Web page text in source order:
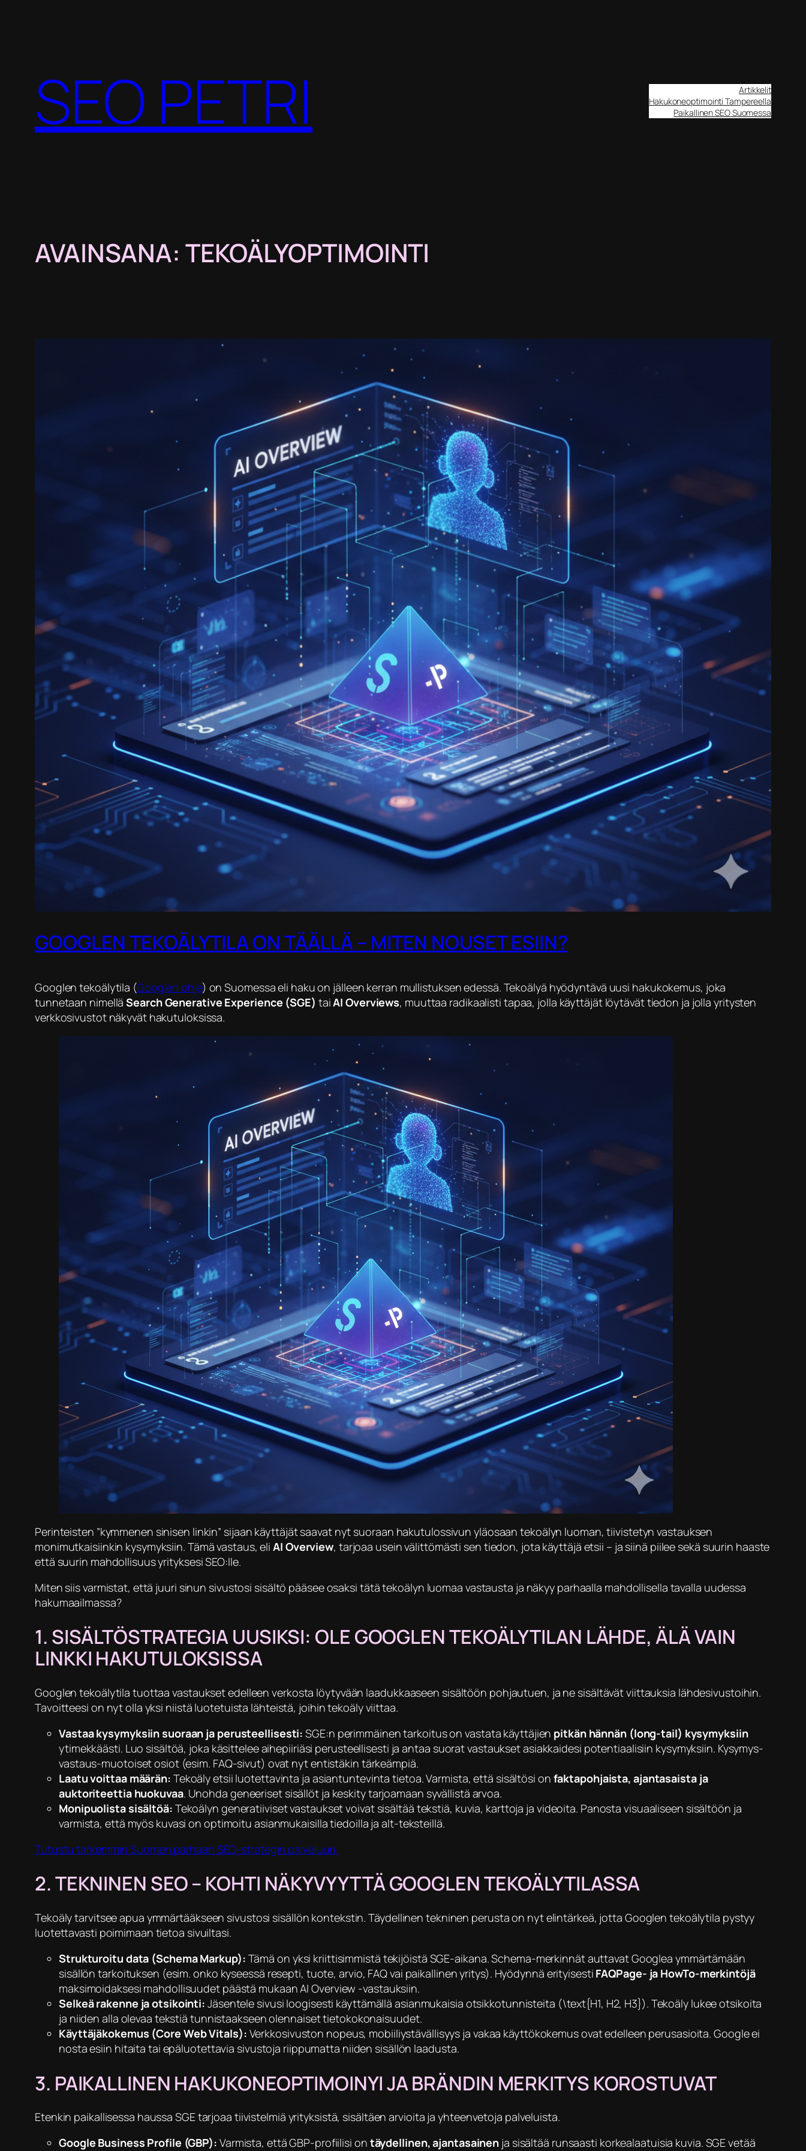
SEO PETRI
Artikkelit
Hakukoneoptimointi Tampereella
Paikallinen SEO Suomessa
AVAINSANA: TEKOÄLYOPTIMOINTI
GOOGLEN TEKOÄLYTILA ON TÄÄLLÄ – MITEN NOUSET ESIIN?
​Googlen tekoälytila (Googlen ohje) on Suomessa eli haku on jälleen kerran mullistuksen edessä. Tekoälyä hyödyntävä uusi hakukokemus, joka
tunnetaan nimelläSearch Generative Experience (SGE) taiAI Overviews, muuttaa radikaalisti tapaa, jolla käyttäjät löytävät tiedon ja jolla yritysten
verkkosivustot näkyvät hakutuloksissa.
​Perinteisten ”kymmenen sinisen linkin” sijaan käyttäjät saavat nyt suoraan hakutulossivun yläosaan tekoälyn luoman, tiivistetyn vastauksen
monimutkaisiinkin kysymyksiin. Tämä vastaus, eliAI Overview, tarjoaa usein välittömästi sen tiedon, jota käyttäjä etsii – ja siinä piilee sekä suurin haaste
että suurin mahdollisuus yrityksesi SEO:lle.
​Miten siis varmistat, että juuri sinun sivustosi sisältö pääsee osaksi tätä tekoälyn luomaa vastausta ja näkyy parhaalla mahdollisella tavalla uudessa
hakumaailmassa?
​1. SISÄLTÖSTRATEGIA UUSIKSI: OLE GOOGLEN TEKOÄLYTILAN LÄHDE, ÄLÄ VAIN
LINKKI HAKUTULOKSISSA
​Googlen tekoälytila tuottaa vastaukset edelleen verkosta löytyvään laadukkaaseen sisältöön pohjautuen, ja ne sisältävät viittauksia lähdesivustoihin.
Tavoitteesi on nyt olla yksi niistä luotetuista lähteistä, joihin tekoäly viittaa.
Vastaa kysymyksiin suoraan ja perusteellisesti: SGE:n perimmäinen tarkoitus on vastata käyttäjien pitkän hännän (long-tail) kysymyksiin
ytimekkäästi. Luo sisältöä, joka käsittelee aihepiiriäsi perusteellisesti ja antaa suorat vastaukset asiakkaidesi potentiaalisiin kysymyksiin. Kysymys-
vastaus-muotoiset osiot (esim. FAQ-sivut) ovat nyt entistäkin tärkeämpiä.
Laatu voittaa määrän: Tekoäly etsii luotettavinta ja asiantuntevinta tietoa. Varmista, että sisältösi on faktapohjaista, ajantasaista ja
auktoriteettia huokuvaa. Unohda geneeriset sisällöt ja keskity tarjoamaan syvällistä arvoa.
Monipuolista sisältöä: Tekoälyn generatiiviset vastaukset voivat sisältää tekstiä, kuvia, karttoja ja videoita. Panosta visuaaliseen sisältöön ja
varmista, että myös kuvasi on optimoitu asianmukaisilla tiedoilla ja alt-teksteillä.
Tutustu tarkemmin Suomen parhaan SEO-strategin palveluun.
​2. TEKNINEN SEO – KOHTI NÄKYVYYTTÄ GOOGLEN TEKOÄLYTILASSA
​Tekoäly tarvitsee apua ymmärtääkseen sivustosi sisällön kontekstin. Täydellinen tekninen perusta on nyt elintärkeä, jotta Googlen tekoälytila pystyy
luotettavasti poimimaan tietoa sivuiltasi.
Strukturoitu data (Schema Markup): Tämä on yksi kriittisimmistä tekijöistä SGE-aikana. Schema-merkinnät auttavat Googlea ymmärtämään
sisällön tarkoituksen (esim. onko kyseessä resepti, tuote, arvio, FAQ vai paikallinen yritys). Hyödynnä erityisesti FAQPage- ja HowTo-merkintöjä
maksimoidaksesi mahdollisuudet päästä mukaan AI Overview -vastauksiin.
Selkeä rakenne ja otsikointi: Jäsentele sivusi loogisesti käyttämällä asianmukaisia otsikkotunnisteita (\text{H1, H2, H3}). Tekoäly lukee otsikoita
ja niiden alla olevaa tekstiä tunnistaakseen olennaiset tietokokonaisuudet.
Käyttäjäkokemus (Core Web Vitals): Verkkosivuston nopeus, mobiiliystävällisyys ja vakaa käyttökokemus ovat edelleen perusasioita. Google ei
nosta esiin hitaita tai epäluotettavia sivustoja riippumatta niiden sisällön laadusta.
​3. PAIKALLINEN HAKUKONEOPTIMOINYI JA BRÄNDIN MERKITYS KOROSTUVAT
​Etenkin paikallisessa haussa SGE tarjoaa tiivistelmiä yrityksistä, sisältäen arvioita ja yhteenvetoja palveluista.
Google Business Profile (GBP): Varmista, että GBP-profiilisi on täydellinen, ajantasainen ja sisältää runsaasti korkealaatuisia kuvia. SGE vetää